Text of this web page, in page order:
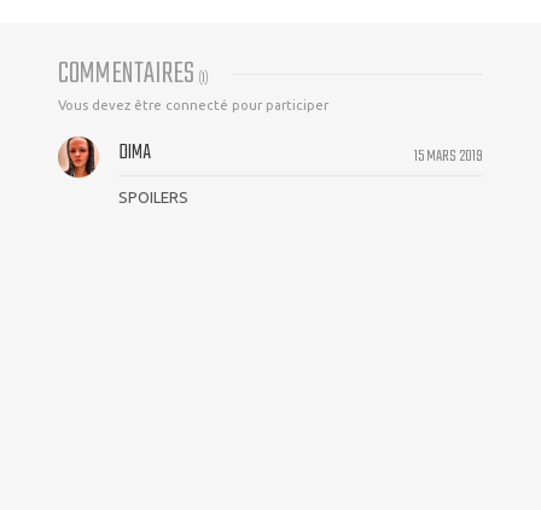
COMMENTAIRES (1)
Vous devez être connecté pour participer
15 MARS 2019
DIMA
SPOILERS